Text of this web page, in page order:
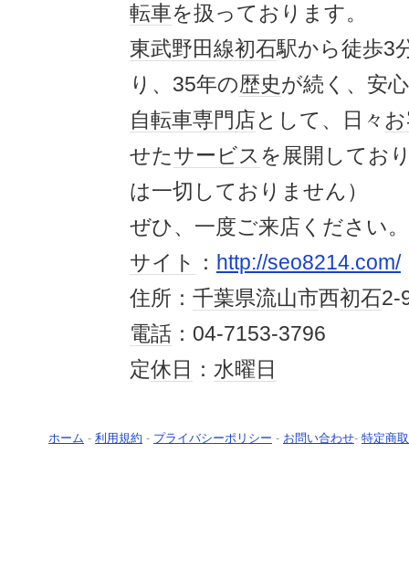
転車を扱っております。
東武野田線初石駅から徒歩3
り、35年の歴史が続く、安
自転車専門店として、日々
せたサービス を展開してお
は一切しておりません）
ぜひ、一度ご来店ください。
サイト
： http://seo8214.com/
住所： 千葉県流山市西初石2-
電話 ：04-7153-3796
定休日 ： 水曜日
ホーム - 利用規約 - プライバシーポリシー - お問い合わせ- 特定商